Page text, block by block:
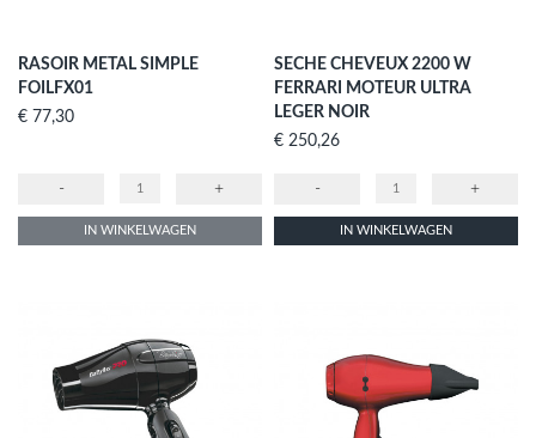
RASOIR METAL SIMPLE
FOILFX01
Prijs
€ 77,30
- +
IN WINKELWAGEN
SECHE CHEVEUX 2200 W
FERRARI MOTEUR ULTRA
LEGER NOIR
Prijs
€ 250,26
- +
IN WINKELWAGEN